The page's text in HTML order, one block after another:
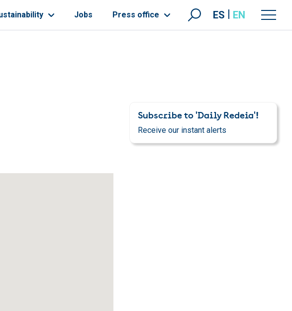
Jobs Press office ES EN
Subscribe to 'Daily Redeia'!
Receive our instant alerts